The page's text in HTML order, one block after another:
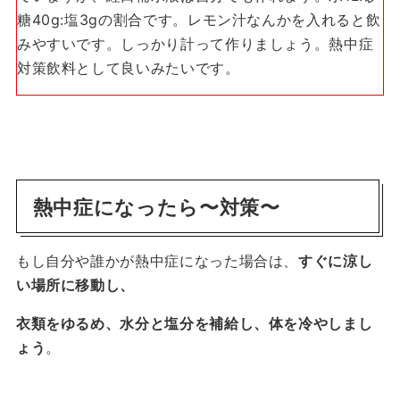
糖40g:塩3gの割合です。レモン汁なんかを入れると飲
みやすいです。しっかり計って作りましょう。熱中症
対策飲料として良いみたいです。
熱中症になったら〜対策〜
もし自分や誰かが熱中症になった場合は、すぐに涼し
い場所に移動し、
衣類をゆるめ、水分と塩分を補給し、体を冷やしまし
ょう 。